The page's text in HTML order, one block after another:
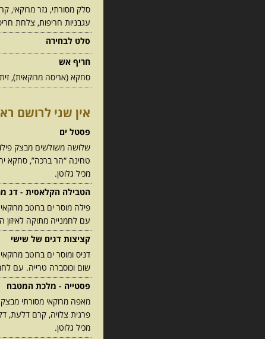
סלק מסורתי, גזר מרוקאי,
עגבניות חריפות, צלחת
סלט לבחירה
חריף אש
סחקא (אריסה מרוקאית),
אין שני לרושם
פסטל ים
שלושה משולשים מבצק פילו
טחינה “הר ברכה”, סחקא
מכיל גלוטן.
הטבילה הקלאסית - דג
פילה מוסר ים ברוטב
עם לחמנייה מתוקה לאיזון
קציצות דגים של שישי
דניס ומוסר ים ברוטב
שום וכוסברה טרייה. עם
פסטייה - מלכת המטבח
מאפה מרוקאי מסורתי מבצק
פרגית צלויה, קרם דלעת,
מכיל גלוטן.